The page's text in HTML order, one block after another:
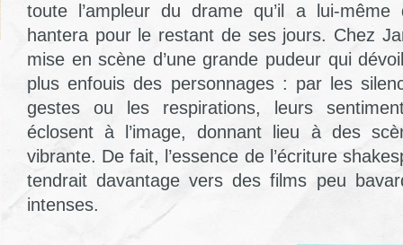
toute l’ampleur du drame qu’il a lui-
hantera pour le restant de ses jours. Chez
mise en scène d’une grande pudeur qui
plus enfouis des personnages : par les
gestes ou les respirations, leurs
éclosent à l’image, donnant lieu à des
vibrante. De fait, l’essence de l’écriture
tendrait davantage vers des films peu
intenses.